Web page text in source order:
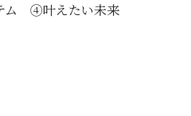
ム ④叶えたい未来